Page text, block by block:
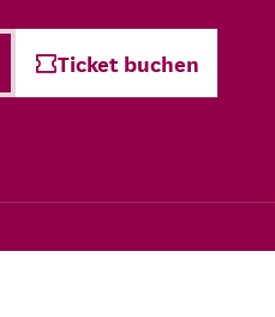
Sprache Deutsch
Ticket buchen